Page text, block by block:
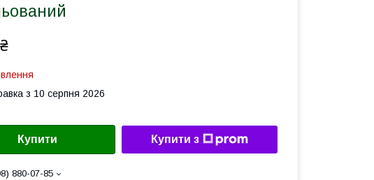
з 10 серпня 2026
Купити Купити з
880-07-85